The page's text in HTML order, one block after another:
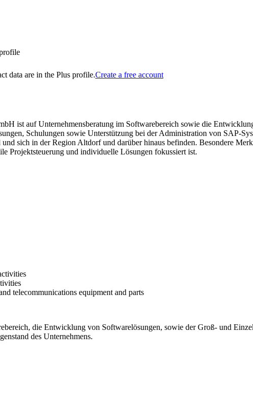
data are in the Plus profile.Create a free account
ist auf Unternehmensberatung im Softwarebereich sowie die
Schulungen sowie Unterstützung bei der Administration von SAP-
sich in der Region Altdorf und darüber hinaus befinden. Besondere
Projektsteuerung und individuelle Lösungen fokussiert ist.
telecommunications equipment and parts
die Entwicklung von Softwarelösungen, sowie der Groß- und
des Unternehmens.